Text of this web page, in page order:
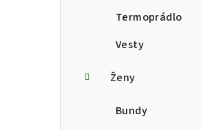
Termoprádlo
Vesty
Ženy
Bundy